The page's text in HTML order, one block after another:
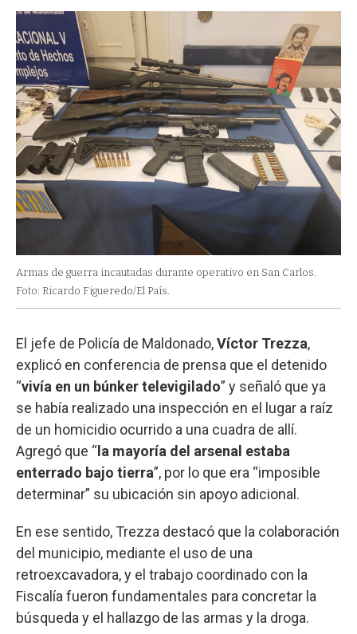
Armas de guerra incautadas durante operativo en San Carlos.
Foto: Ricardo Figueredo/El País.
El jefe de Policía de Maldonado,Víctor Trezza,
explicó en conferencia de prensa que el detenido
“vivía en un búnker televigilado” y señaló que ya
se había realizado una inspección en el lugar a raíz
de un homicidio ocurrido a una cuadra de allí.
Agregó que “ la mayoría del arsenal estaba
enterrado bajo tierra”, por lo que era “imposible
determinar” su ubicación sin apoyo adicional.
En ese sentido, Trezza destacó que la colaboración
del municipio, mediante el uso de una
retroexcavadora, y el trabajo coordinado con la
Fiscalía fueron fundamentales para concretar la
búsqueda y el hallazgo de las armas y la droga.